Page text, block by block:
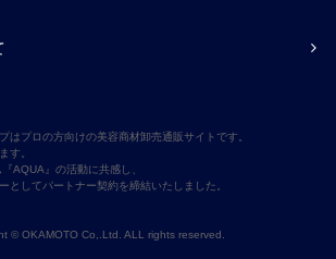
はプロの方向けの美容商材卸売通販サイトです。
す。
AQUA』の活動に共感し、
としてパートナー契約を締結いたしました。
© OKAMOTO Co,.Ltd. ALL rights reserved.